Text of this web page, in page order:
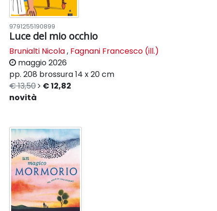
9791255190899
Luce del mio occhio
Brunialti Nicola, Fagnani Francesco (ill.)
maggio 2026
pp. 208 brossura14 x 20 cm
€ 13,50
€ 12,82
novità